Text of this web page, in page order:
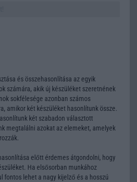
és összehasonlítása az egyik
számára, akik új készüléket szeretnének
sokfélesége azonban számos
amikor két készüléket hasonlítunk össze.
két szabadon választott
megtalálni azokat az elemeket, amelyek
előtt érdemes átgondolni, hogy
Ha elsősorban munkához
fontos lehet a nagy kijelző és a hosszú